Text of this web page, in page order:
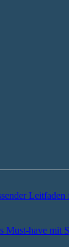
Must-have mit